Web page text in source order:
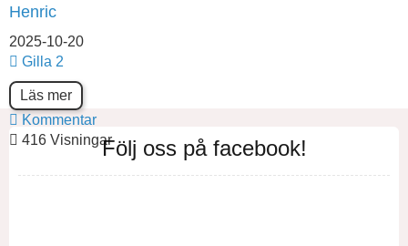
Henric
2025-10-20
Gilla 2
Läs mer
Kommentar
416 VisningarFölj oss på facebook!